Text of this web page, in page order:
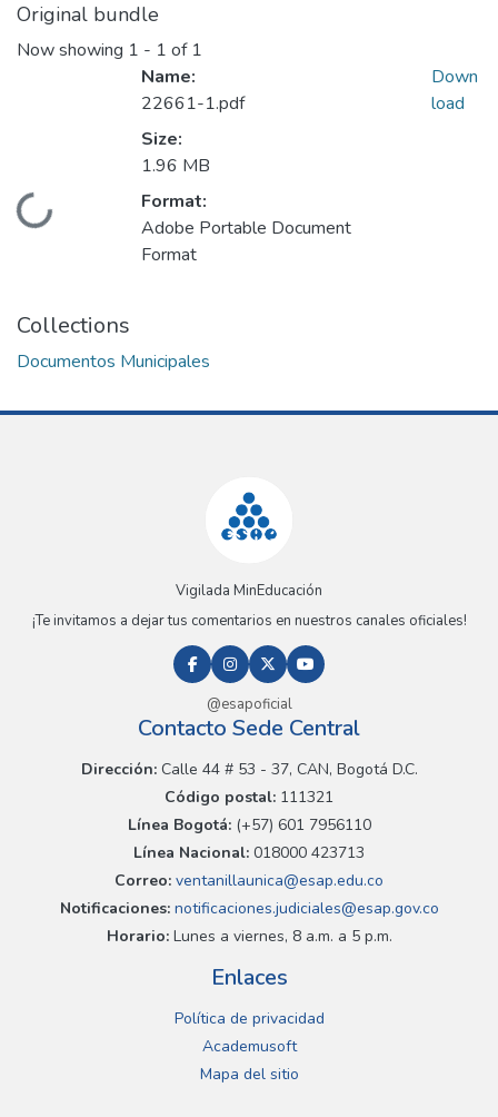
Original bundle
Now showing 1 - 1 of 1
Loading...
Name:
22661-1.pdf
Size:
1.96 MB
Format:
Adobe Portable Document
Format
Down
load
Collections
Documentos Municipales
Vigilada MinEducación
¡Te invitamos a dejar tus comentarios en nuestros canales oficiales!
@esapoficial
Contacto Sede Central
Dirección:Calle 44 # 53 - 37, CAN, Bogotá D.C.
Código postal: 111321
Línea Bogotá:(+57) 601 7956110
Línea Nacional: 018000 423713
Correo: ventanillaunica@esap.edu.co
Notificaciones:notificaciones.judiciales@esap.gov.co
Horario:Lunes a viernes, 8 a.m. a 5 p.m.
Enlaces
Política de privacidad
Academusoft
Mapa del sitio